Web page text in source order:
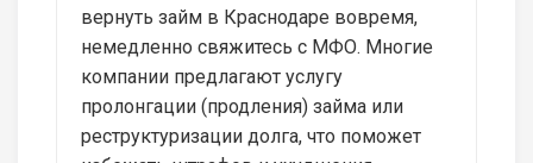
вернуть займ в Краснодаре вовремя,
немедленно свяжитесь с МФО. Многие
компании предлагают услугу
пролонгации (продления) займа или
реструктуризации долга, что поможет